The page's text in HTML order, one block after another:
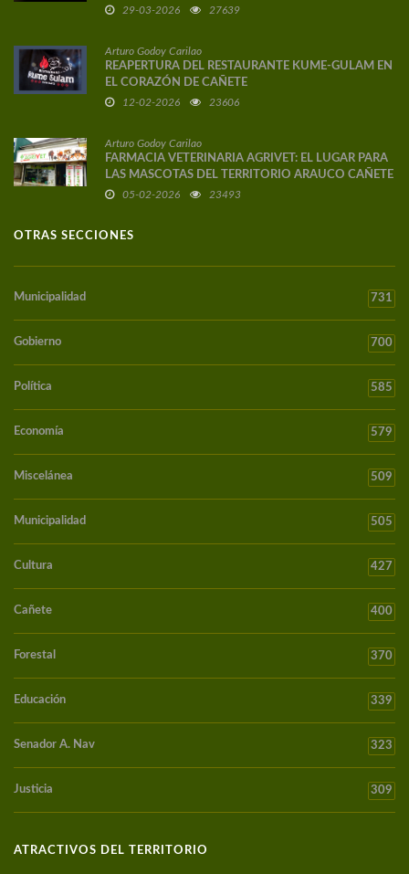
29-03-2026 27639
Arturo Godoy Carilao
REAPERTURA DEL RESTAURANTE KUME-GULAM EN
EL CORAZÓN DE CAÑETE
12-02-2026 23606
Arturo Godoy Carilao
FARMACIA VETERINARIA AGRIVET: EL LUGAR PARA
LAS MASCOTAS DEL TERRITORIO ARAUCO CAÑETE
05-02-2026 23493
OTRAS SECCIONES
Municipalidad 731
Gobierno 700
Política 585
Economía 579
Miscelánea 509
Municipalidad 505
Cultura 427
Cañete 400
Forestal 370
Educación 339
Senador A. Nav 323
Justicia 309
ATRACTIVOS DEL TERRITORIO